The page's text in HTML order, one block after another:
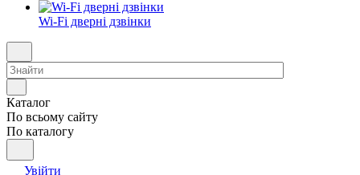
Wi-Fi дверні дзвінки
Каталог
По всьому сайту
По каталогу
Увійти